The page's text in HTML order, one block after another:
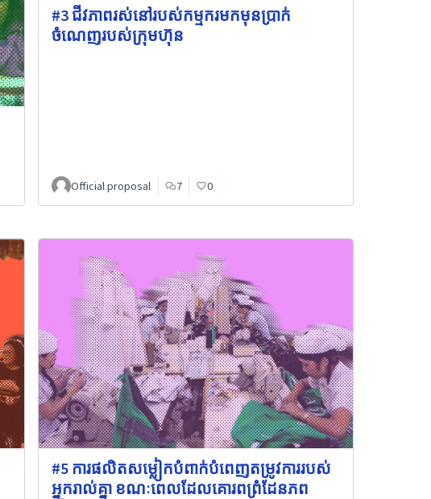
#3 ជីវភាពរស់នៅរបស់កម្មករមកមុនប្រាក់
ចំណេញរបស់ក្រុមហ៊ុន
Official proposal 7 0
#5 ការផលិតសម្លៀកបំពាក់បំពេញតម្រូវការរបស់
អ្នករាល់គ្នា ខណៈពេលដែលគោរពព្រំដែនភព